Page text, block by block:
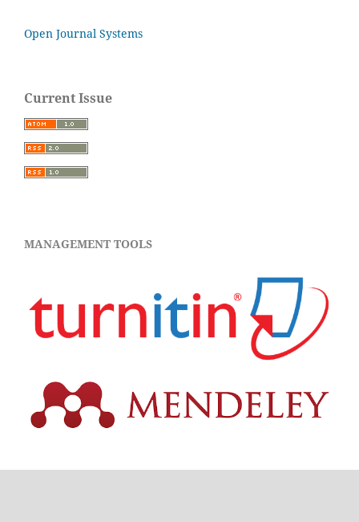
Open Journal Systems
Current Issue
MANAGEMENT TOOLS